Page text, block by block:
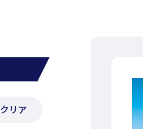
クリア